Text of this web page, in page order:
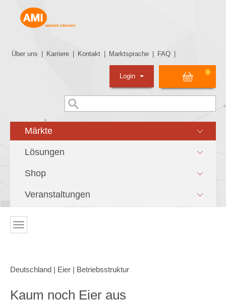
Über uns Karriere Kontakt Marktsprache FAQ
0
Login
Märkte
Lösungen
Shop
Veranstaltungen
Deutschland | Eier | Betriebsstruktur
Kaum noch Eier aus